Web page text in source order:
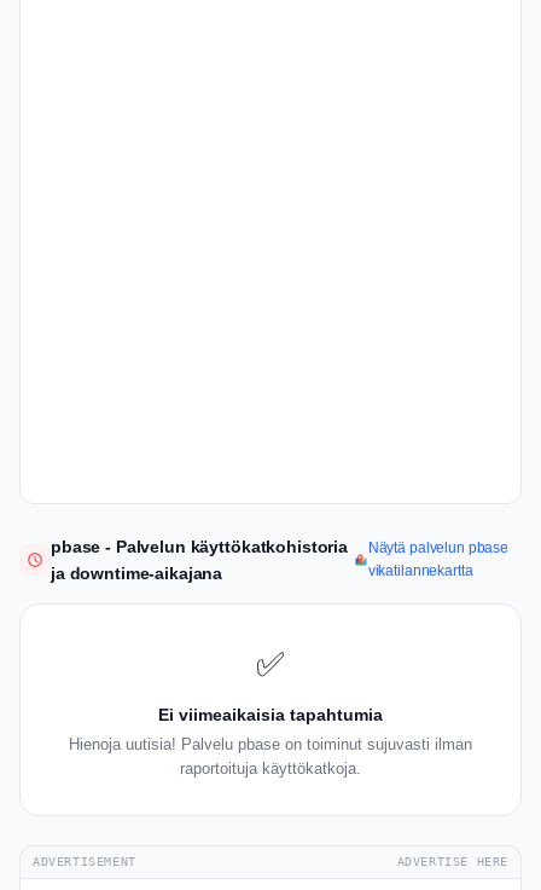
pbase - Palvelun käyttökatkohistoria
ja downtime-aikajana
Näytä palvelun pbase
vikatilannekartta
✅
Ei viimeaikaisia tapahtumia
Hienoja uutisia! Palvelu pbase on toiminut sujuvasti ilman
raportoituja käyttökatkoja.
ADVERTISEMENT ADVERTISE HERE